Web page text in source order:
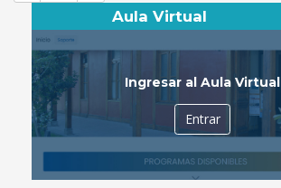
Aula Virtual
Ingresar al Aula Virtual
Entrar